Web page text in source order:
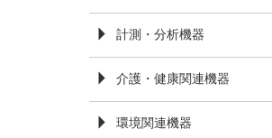
計測・分析機器
介護・健康関連機器
環境関連機器